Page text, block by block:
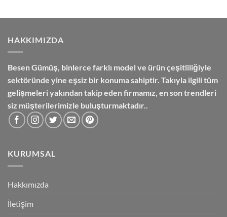
₺3,600.00.
HAKKIMIZDA
Besen Gümüş, binlerce farklı model ve ürün çeşitliliğiyle
sektöründe yine eşsiz bir konuma sahiptir. Takıyla ilgili tüm
gelişmeleri yakından takip eden firmamız, en son trendleri
siz müşterilerimizle buluşturmaktadır..
KURUMSAL
Hakkımızda
İletişim